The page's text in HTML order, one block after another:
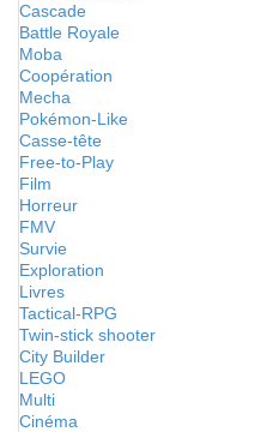
Cascade
Battle Royale
Moba
Coopération
Mecha
Pokémon-Like
Casse-tête
Free-to-Play
Film
Horreur
FMV
Survie
Exploration
Livres
Tactical-RPG
Twin-stick shooter
City Builder
LEGO
Multi
Cinéma